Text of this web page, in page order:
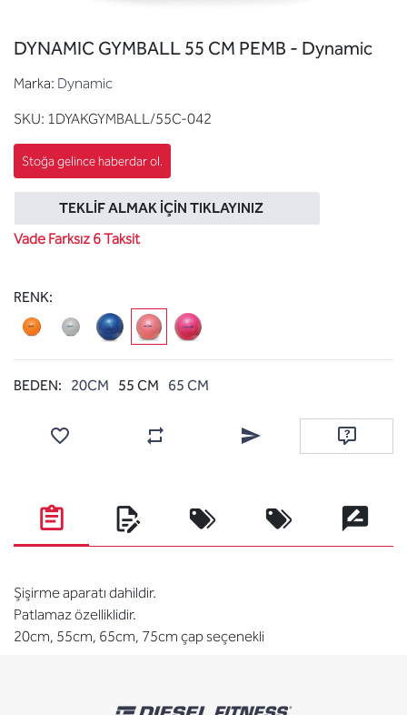
DYNAMIC GYMBALL 55 CM PEMB - Dynamic
Marka: Dynamic
SKU: 1DYAKGYMBALL/55C-042
TEKLIF ALMAK İÇIN TIKLAYINIZ
Vade Farksız 6 Taksit
RENK:
BEDEN: 20CM 55 CM 65 CM
Karşılaştırma listesine ekleArkadaşına e-posta ile
Soru sor
Şişirme aparatı dahildir.
Patlamaz özelliklidir.
20cm, 55cm, 65cm, 75cm çap seçenekli